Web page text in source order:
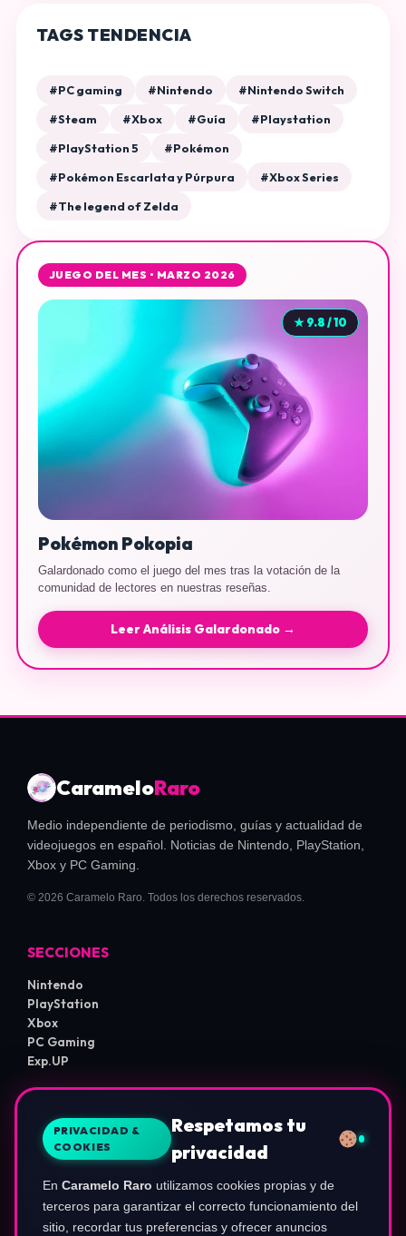
TAGS TENDENCIA
#PC gaming #Nintendo
#Nintendo Switch
#Steam
#Xbox #Guía
#Playstation
#PlayStation 5
#Pokémon
#Pokémon Escarlata y Púrpura
#Xbox Series
#The legend of Zelda
JUEGO DEL MES • MARZO 2026
★ 9.8 / 10
Pokémon Pokopia
Galardonado como el juego del mes tras la votación de la
comunidad de lectores en nuestras reseñas.
Leer Análisis Galardonado →
CarameloRaro
Medio independiente de periodismo, guías y actualidad de
videojuegos en español. Noticias de Nintendo, PlayStation,
Xbox y PC Gaming.
© 2026 Caramelo Raro. Todos los derechos reservados.
SECCIONES
Nintendo
PlayStation
Xbox
PC Gaming
Exp.UP
LEGAL E INFORMACIÓN
Sobre Nosotros
Política de Privacidad
Política de Cookies
Términos de Uso
Aviso de Afiliados
PRIVACIDAD &
COOKIES
Respetamos tu
privacidad
En Caramelo Raro utilizamos cookies propias y de
terceros para garantizar el correcto funcionamiento del
sitio, recordar tus preferencias y ofrecer anuncios